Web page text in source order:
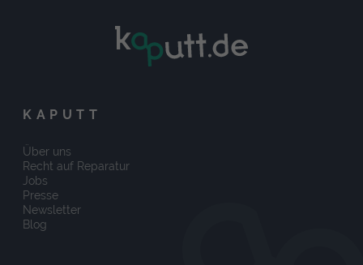
KAPUTT
Über uns
Recht auf Reparatur
Jobs
Presse
Newsletter
Blog